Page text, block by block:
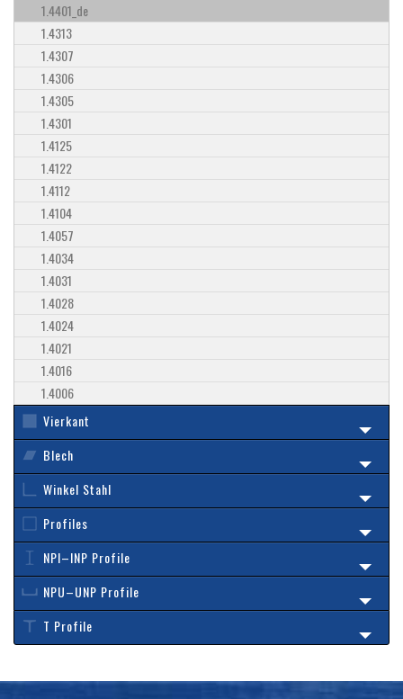
1.4401_de
1.4313
1.4307
1.4306
1.4305
1.4301
1.4125
1.4122
1.4112
1.4104
1.4057
1.4034
1.4031
1.4028
1.4024
1.4021
1.4016
1.4006
Vierkant
Blech
Winkel Stahl
Profiles
NPI–INP Profile
NPU–UNP Profile
T Profile